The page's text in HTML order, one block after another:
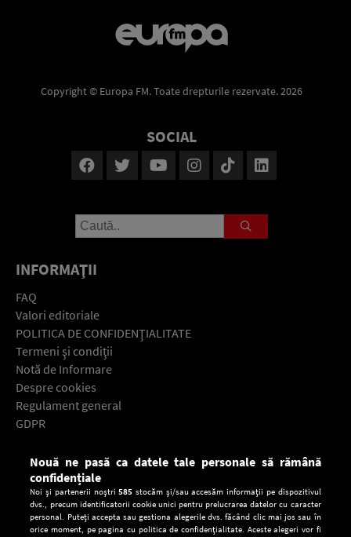
Copyright © Europa FM. Toate drepturile rezervate. 2026
SOCIAL
INFORMAŢII
FAQ
Valori editoriale
POLITICA DE CONFIDENŢIALITATE
Termeni şi condiţii
Notă de Informare
Despre cookies
Regulament general
GDPR
Descarcă gratuit aplicaţia Europa FM pentru smartphone:
Nouă ne pasă ca datele tale personale să rămână
confidențiale
Noi și partenerii noștri585 stocăm și/sau accesăm informații pe dispozitivul
dvs., precum identificatorii cookie unici pentru prelucrarea datelor cu caracter
personal. Puteți accepta sau gestiona alegerile dvs. făcând clic mai jos sau în
orice moment, pe pagina cu politica de confidențialitate. Aceste alegeri vor fi